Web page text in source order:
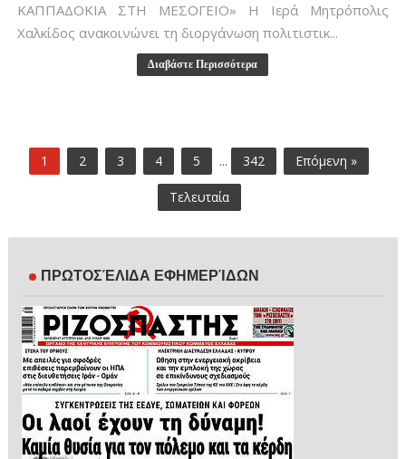
ΚΑΠΠΑΔΟΚΙΑ ΣΤΗ ΜΕΣΟΓΕΙΟ» Η Ιερά Μητρόπολις
Χαλκίδος ανακοινώνει τη διοργάνωση πολιτιστικ...
Διαβάστε Περισσότερα
1 2 3 4 5 ... 342 Επόμενη »
Τελευταία
ΠΡΩΤΟΣΈΛΙΔΑ ΕΦΗΜΕΡΊΔΩΝ